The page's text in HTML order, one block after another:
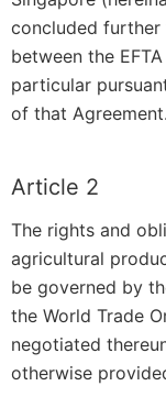
concluded further
between the
particular
of that Agreement.
Article 2
The rights and
agricultural
be governed by
the World Trade
negotiated
otherwise